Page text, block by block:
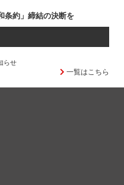
条約」締結の決断を
らせ
一覧はこちら